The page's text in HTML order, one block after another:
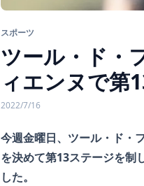
スポーツ
ツール・ド・
ィエンヌで第
2022/7/16
今週金曜日、ツール・ド・
を決めて第13ステージを
した。